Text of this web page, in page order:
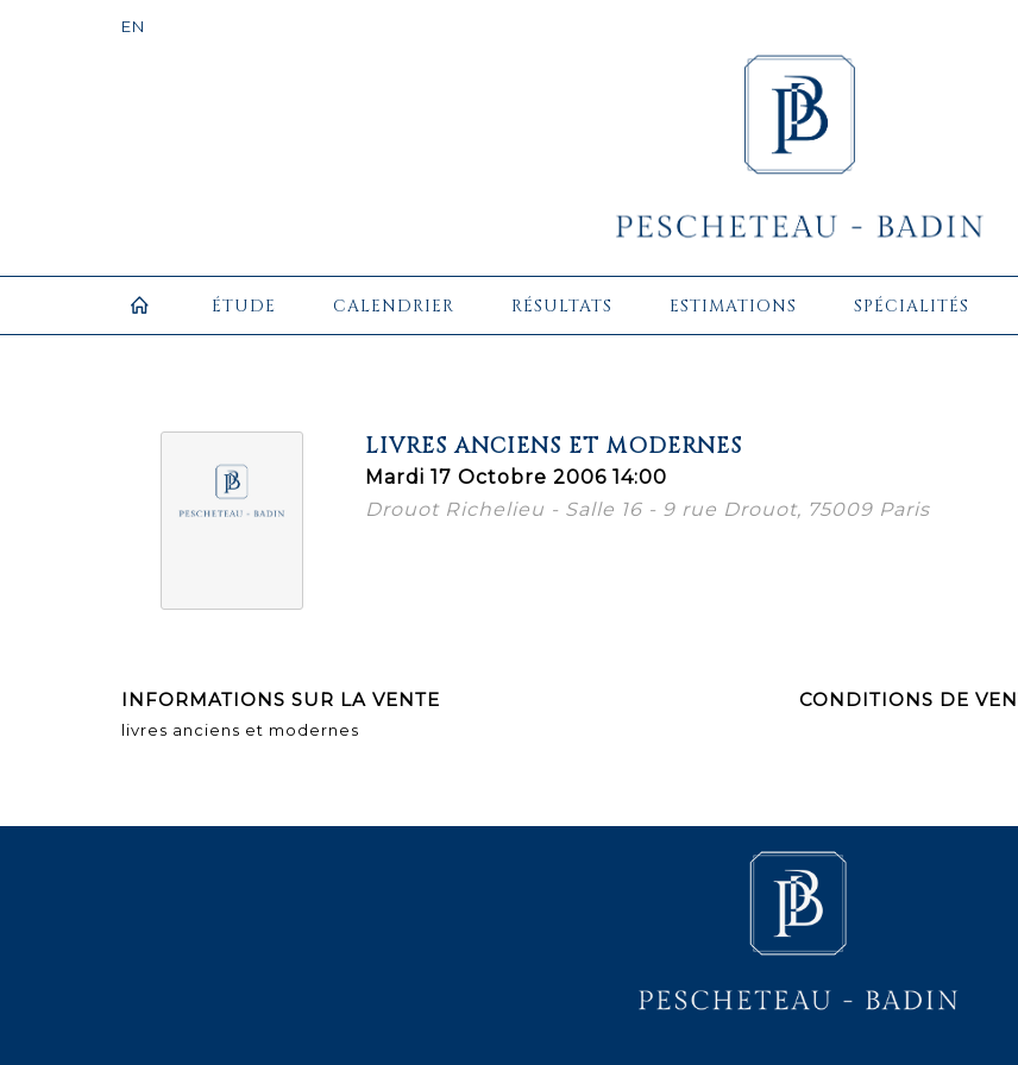
ÉTUDE CALENDRIER RÉSULTATS ESTIMATIONS SPÉCIALITÉS
LIVRES ANCIENS ET MODERNES
Mardi 17 Octobre 2006 14:00
Drouot Richelieu - Salle 16 - 9 rue Drouot, 75009 Paris
INFORMATIONS SUR LA VENTE
livres anciens et modernes
CONDITIONS DE